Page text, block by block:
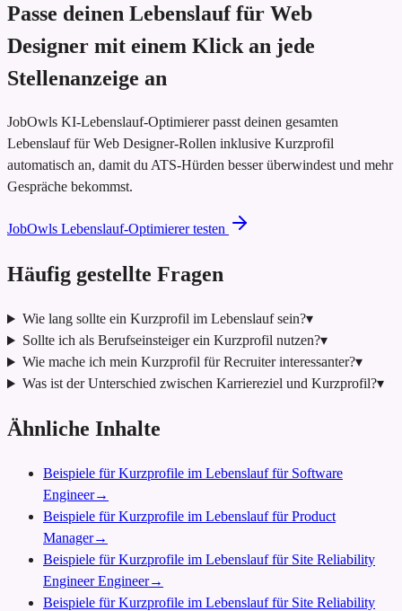
Passe deinen Lebenslauf für Web
Designer mit einem Klick an jede
Stellenanzeige an
JobOwls KI-Lebenslauf-Optimierer passt deinen gesamten
Lebenslauf für Web Designer-Rollen inklusive Kurzprofil
automatisch an, damit du ATS-Hürden besser überwindest und mehr
Gespräche bekommst.
JobOwls Lebenslauf-Optimierer testen
Häufig gestellte Fragen
Wie lang sollte ein Kurzprofil im Lebenslauf sein?▾
Sollte ich als Berufseinsteiger ein Kurzprofil nutzen?▾
Wie mache ich mein Kurzprofil für Recruiter interessanter?▾
Was ist der Unterschied zwischen Karriereziel und Kurzprofil?▾
Ähnliche Inhalte
Beispiele für Kurzprofile im Lebenslauf für Software
Engineer→
Beispiele für Kurzprofile im Lebenslauf für Product
Manager→
Beispiele für Kurzprofile im Lebenslauf für Site Reliability
Engineer Engineer→
Beispiele für Kurzprofile im Lebenslauf für Site Reliability